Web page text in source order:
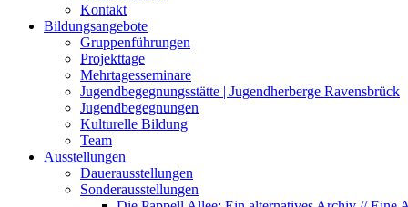
Kontakt
Bildungsangebote
Gruppenführungen
Projekttage
Mehrtagesseminare
Jugendbegegnungsstätte | Jugendherberge Ravensbrück
Jugendbegegnungen
Kulturelle Bildung
Team
Ausstellungen
Dauerausstellungen
Sonderausstellungen